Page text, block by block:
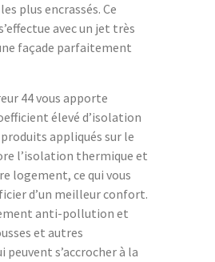
plus encrassés. Ce
avec un jet très
façade parfaitement
44 vous apporte
élevé d’isolation
appliqués sur le
l’isolation thermique et
logement, ce qui vous
d’un meilleur confort.
anti-pollution et
et autres
peuvent s’accrocher à la